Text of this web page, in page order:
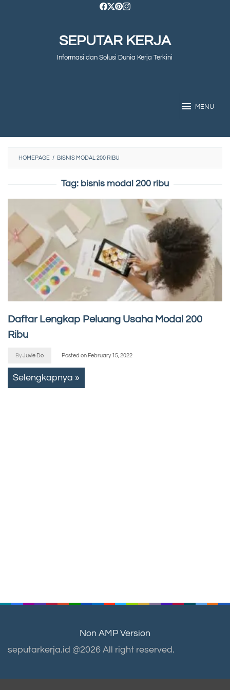
SEPUTAR KERJA
Informasi dan Solusi Dunia Kerja Terkini
MENU
HOMEPAGE / BISNIS MODAL 200 RIBU
Tag: bisnis modal 200 ribu
Daftar Lengkap Peluang Usaha Modal 200
Ribu
ByJuvie Do Posted on February 15, 2022
Selengkapnya »
Non AMP Version
seputarkerja.id @2026 All right reserved.